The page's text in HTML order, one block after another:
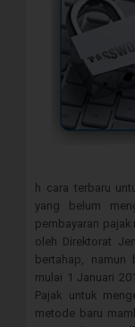
h cara terbaru
yang belum
pembayaran pajak
oleh Direktorat
bertahap, namun
mulai 1 Januari
Pajak untuk
metode baru